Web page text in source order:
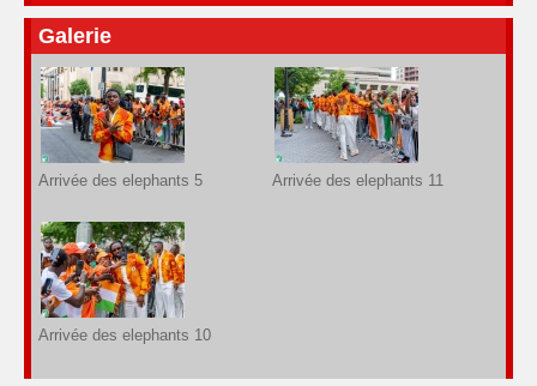
Galerie
Arrivée des elephants 5 Arrivée des elephants 11
Arrivée des elephants 10